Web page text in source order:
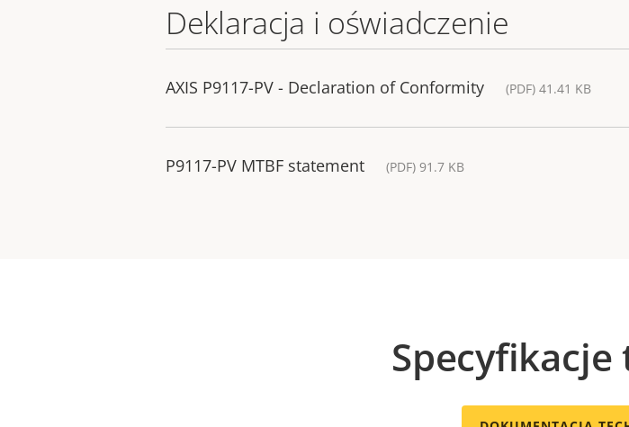
Deklaracja i oświadczenie
AXIS P9117-PV - Declaration of Conformity (PDF) 41.41 KB
P9117-PV MTBF statement (PDF) 91.7 KB